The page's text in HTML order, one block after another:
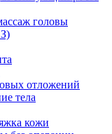
головы
отложений
тела
кожи